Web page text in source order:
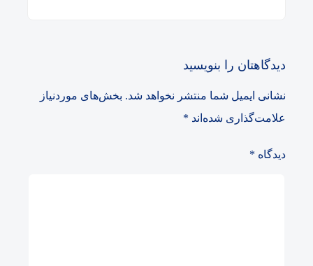
دیدگاهتان را بنویسید
نشانی ایمیل شما منتشر نخواهد شد. بخش‌های موردنیاز
علامت‌گذاری شده‌اند *
دیدگاه *